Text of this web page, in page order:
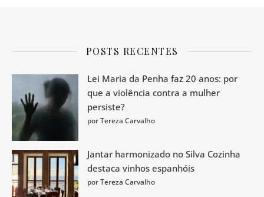
POSTS RECENTES
Lei Maria da Penha faz 20 anos: por
que a violência contra a mulher
persiste?
por Tereza Carvalho
Jantar harmonizado no Silva Cozinha
destaca vinhos espanhóis
por Tereza Carvalho